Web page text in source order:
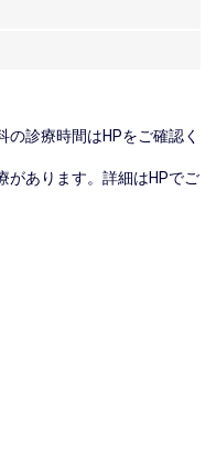
診療時間はHPをご確認く
があります。詳細はHPでご